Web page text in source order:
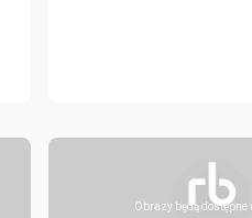
Obrazy będą dostępne